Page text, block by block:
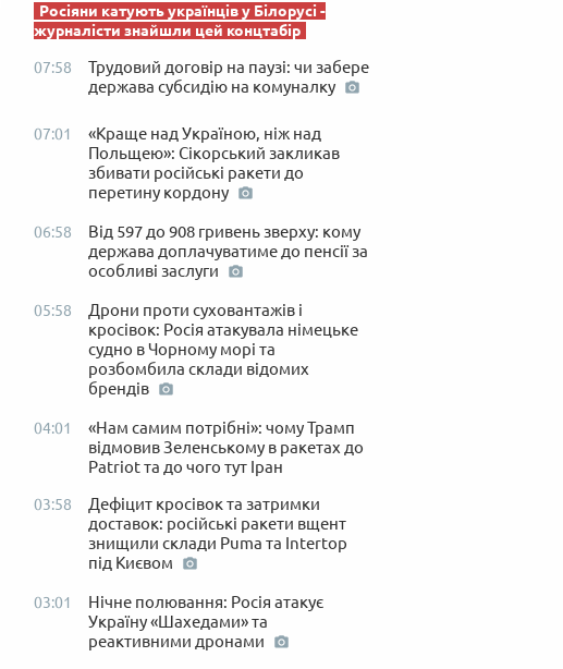
Росіяни катують українців у Білорусі -
журналісти знайшли цей концтабір
07:58
Трудовий договір на паузі: чи забере
держава субсидію на комуналку
07:01
«Краще над Україною, ніж над
Польщею»: Сікорський закликав
збивати російські ракети до
перетину кордону
06:58
Від 597 до 908 гривень зверху: кому
держава доплачуватиме до пенсії за
особливі заслуги
05:58
Дрони проти суховантажів і
кросівок: Росія атакувала німецьке
судно в Чорному морі та
розбомбила склади відомих
брендів
04:01
«Нам самим потрібні»: чому Трамп
відмовив Зеленському в ракетах до
Patriot та до чого тут Іран
03:58
Дефіцит кросівок та затримки
доставок: російські ракети вщент
знищили склади Puma та Intertop
під Києвом
03:01
Нічне полювання: Росія атакує
Україну «Шахедами» та
реактивними дронами